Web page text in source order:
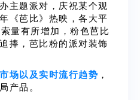
主题派对，庆祝某个观
《芭比》热映，各大平
量有所增加，粉色芭比
捧，芭比粉的派对装饰
场以及实时流行趋势 ，
产品。